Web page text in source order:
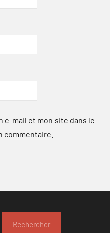
e-mail et mon site dans le
commentaire.
Rechercher